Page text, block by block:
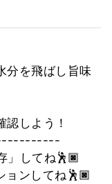
分を飛ばし旨味
しよう！
」してね🕺🏿
ンしてね🕺🏿